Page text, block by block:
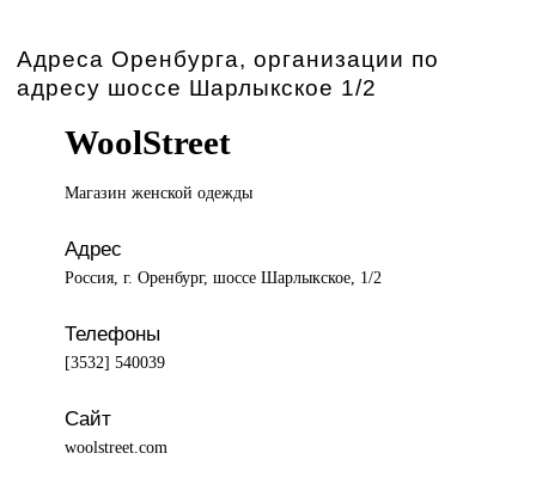
Адреса Оренбурга, организации по
адресу шоссе Шарлыкское 1/2
WoolStreet
Магазин женскойодежды
Адрес
Россия, г. Оренбург, шоссе Шарлыкское, 1/2
Телефоны
[3532] 540039
Сайт
woolstreet.com